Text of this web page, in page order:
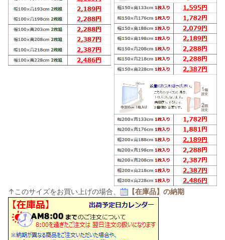
↑このサイズをお買い上げの場合、 【在庫品】の納期